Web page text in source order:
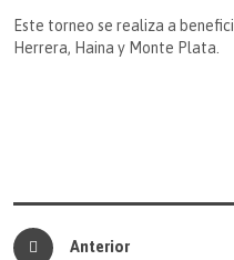
Este torneo se realiza a
Herrera, Haina y Monte Plata.
Anterior